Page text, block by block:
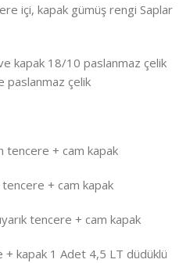
içi, kapak gümüş rengi Saplar
kapak 18/10 paslanmaz çelik
paslanmaz çelik
tencere + cam kapak
+ cam kapak
tencere + cam kapak
+ kapak 1 Adet 4,5 LT düdüklü